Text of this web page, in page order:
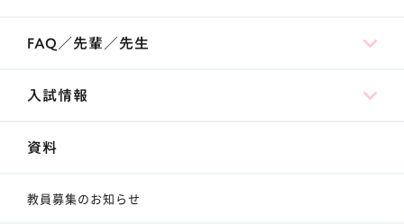
FAQ／先輩／先生
入試情報
資料
教員募集のお知らせ